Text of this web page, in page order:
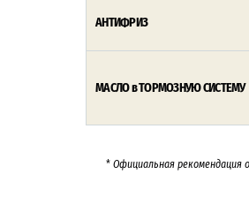
АНТИФРИЗ
МАСЛО в ТОРМОЗНУЮ СИСТЕМУ
* Официальная рекомендация